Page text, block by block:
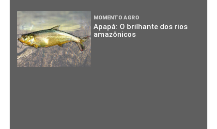
MOMENTO AGRO
Apapá: O brilhante dos rios
amazônicos